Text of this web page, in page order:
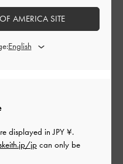
に立ちましたか？
displayed inJPY ¥.
jpcan only be
AMERICA SITE